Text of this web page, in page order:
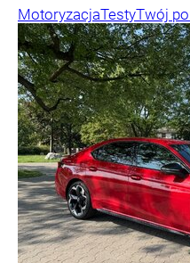
MotoryzacjaTestyTwój